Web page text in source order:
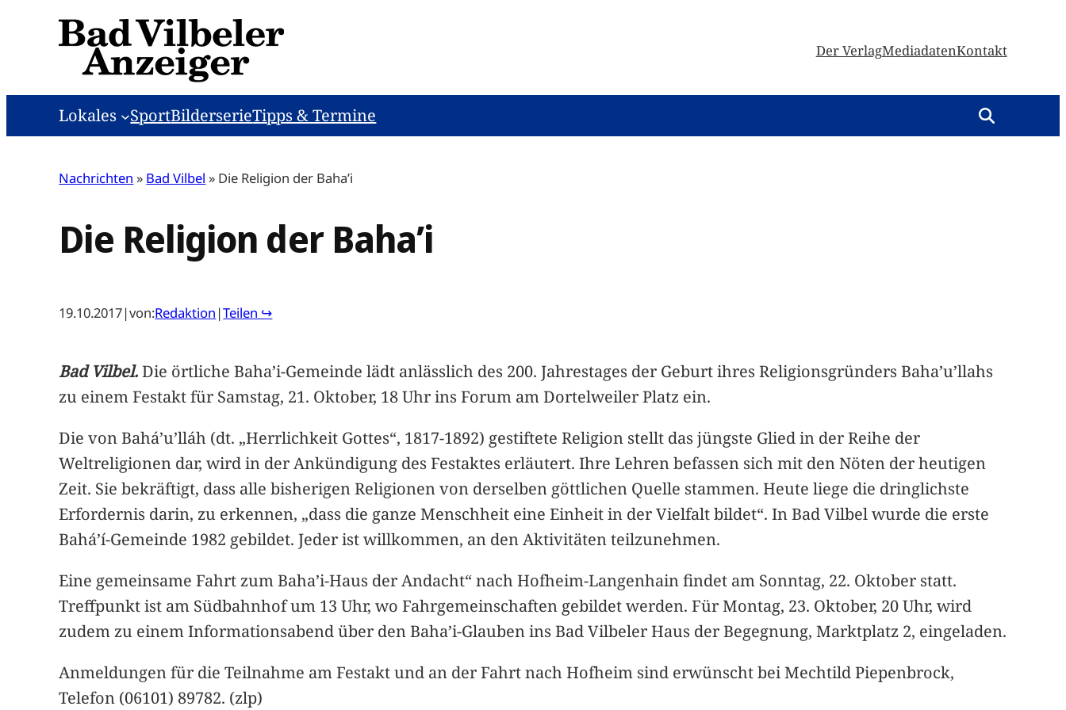
Der VerlagMediadatenKontakt
Lokales SportBilderserieTipps & Termine
Nachrichten » Bad Vilbel » Die Religion der Baha’i
Die Religion der Baha’i
19.10.2017|von:Redaktion |Teilen ↪
Bad Vilbel.Die örtliche Baha’i-Gemeinde lädt anlässlich des 200. Jahrestages der Geburt ihres Religionsgründers Baha’u’llahs
zu einem Festakt für Samstag, 21. Oktober, 18 Uhr ins Forum am Dortelweiler Platz ein.
Die von Bahá’u’lláh (dt. „Herrlichkeit Gottes“, 1817-1892) gestiftete Religion stellt das jüngste Glied in der Reihe der
Weltreligionen dar, wird in der Ankündigung des Festaktes erläutert. Ihre Lehren befassen sich mit den Nöten der heutigen
Zeit. Sie bekräftigt, dass alle bisherigen Religionen von derselben göttlichen Quelle stammen. Heute liege die dringlichste
Erfordernis darin, zu erkennen, „dass die ganze Menschheit eine Einheit in der Vielfalt bildet“. In Bad Vilbel wurde die erste
Bahá’í-Gemeinde 1982 gebildet. Jeder ist willkommen, an den Aktivitäten teilzunehmen.
Eine gemeinsame Fahrt zum Baha’i-Haus der Andacht“ nach Hofheim-Langenhain findet am Sonntag, 22. Oktober statt.
Treffpunkt ist am Südbahnhof um 13 Uhr, wo Fahrgemeinschaften gebildet werden. Für Montag, 23. Oktober, 20 Uhr, wird
zudem zu einem Informationsabend über den Baha’i-Glauben ins Bad Vilbeler Haus der Begegnung, Marktplatz 2, eingeladen.
Anmeldungen für die Teilnahme am Festakt und an der Fahrt nach Hofheim sind erwünscht bei Mechtild Piepenbrock,
Telefon (06101) 89782. (zlp)